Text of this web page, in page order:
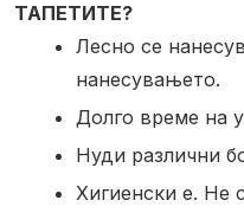
ТАПЕТИТЕ?
Лесно се
нанесувањето.
Долго време на
Нуди различни
Хигиенски е. Не